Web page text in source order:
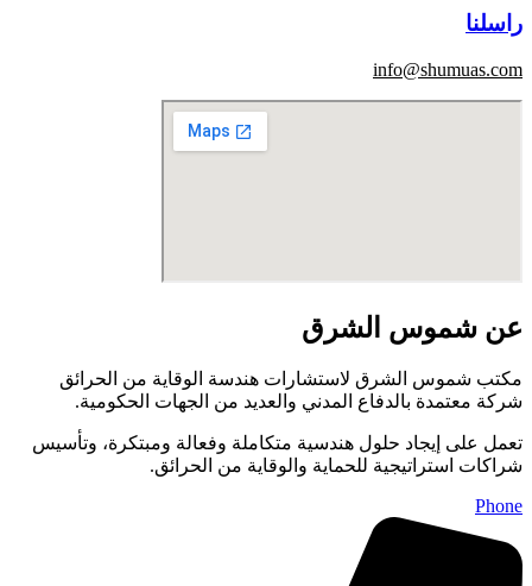
راسلنا
info@shumuas.com
عن شموس الشرق
مكتب شموس الشرق لاستشارات هندسة الوقاية من الحرائق
شركة معتمدة بالدفاع المدني والعديد من الجهات الحكومية.
تعمل على إيجاد حلول هندسية متكاملة وفعالة ومبتكرة، وتأسيس
شراكات استراتيجية للحماية والوقاية من الحرائق.
Phone